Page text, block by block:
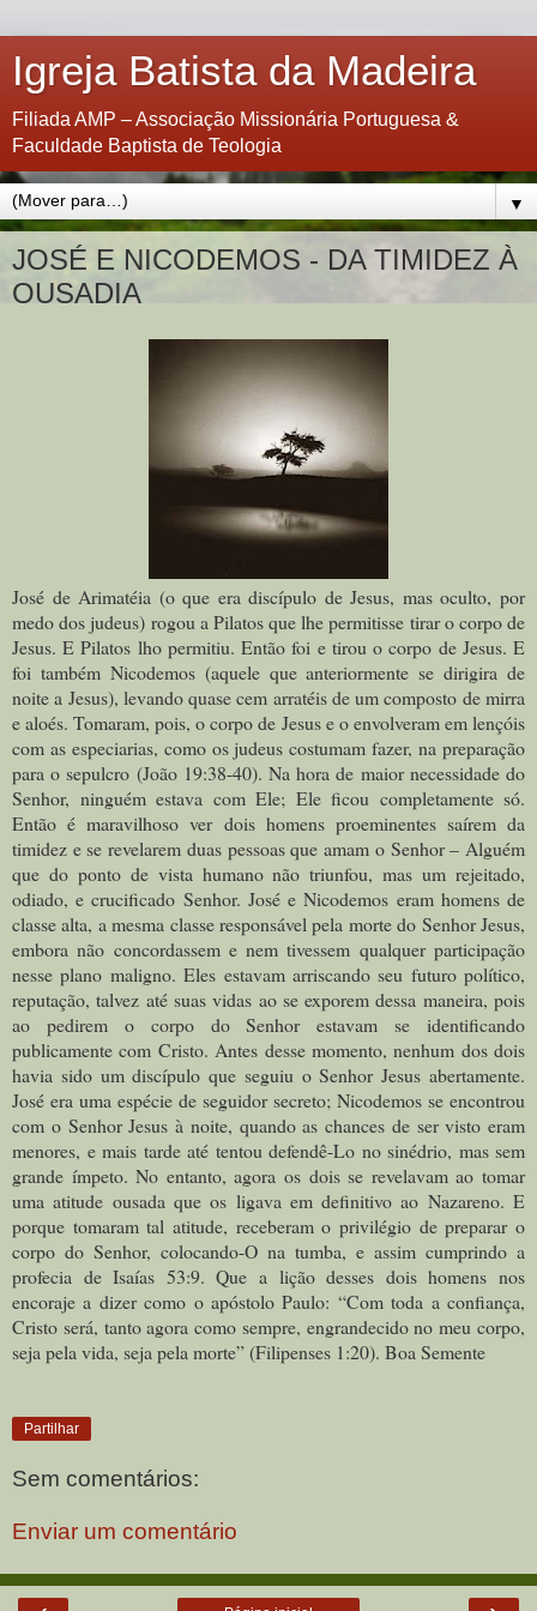
Igreja Batista da Madeira
Filiada AMP – Associação Missionária Portuguesa &
Faculdade Baptista de Teologia
▼
JOSÉ E NICODEMOS - DA TIMIDEZ À
OUSADIA
José de Arimatéia (o que era discípulo de Jesus, mas oculto, por
medo dos judeus) rogou a Pilatos que lhe permitisse tirar o corpo de
Jesus. E Pilatos lho permitiu. Então foi e tirou o corpo de Jesus. E
foi também Nicodemos (aquele que anteriormente se dirigira de
noite a Jesus), levando quase cem arratéis de um composto de mirra
e aloés. Tomaram, pois, o corpo de Jesus e o envolveram em lençóis
com as especiarias, como os judeus costumam fazer, na preparação
para o sepulcro (João 19:38-40). Na hora de maior necessidade do
Senhor, ninguém estava com Ele; Ele ficou completamente só.
Então é maravilhoso ver dois homens proeminentes saírem da
timidez e se revelarem duas pessoas que amam o Senhor – Alguém
que do ponto de vista humano não triunfou, mas um rejeitado,
odiado, e crucificado Senhor. José e Nicodemos eram homens de
classe alta, a mesma classe responsável pela morte do Senhor Jesus,
embora não concordassem e nem tivessem qualquer participação
nesse plano maligno. Eles estavam arriscando seu futuro político,
reputação, talvez até suas vidas ao se exporem dessa maneira, pois
ao pedirem o corpo do Senhor estavam se identificando
publicamente com Cristo. Antes desse momento, nenhum dos dois
havia sido um discípulo que seguiu o Senhor Jesus abertamente.
José era uma espécie de seguidor secreto; Nicodemos se encontrou
com o Senhor Jesus à noite, quando as chances de ser visto eram
menores, e mais tarde até tentou defendê-Lo no sinédrio, mas sem
grande ímpeto. No entanto, agora os dois se revelavam ao tomar
uma atitude ousada que os ligava em definitivo ao Nazareno. E
porque tomaram tal atitude, receberam o privilégio de preparar o
corpo do Senhor, colocando-O na tumba, e assim cumprindo a
profecia de Isaías 53:9. Que a lição desses dois homens nos
encoraje a dizer como o apóstolo Paulo: “Com toda a confiança,
Cristo será, tanto agora como sempre, engrandecido no meu corpo,
seja pela vida, seja pela morte” (Filipenses 1:20). Boa Semente
Partilhar
Sem comentários:
Enviar um comentário